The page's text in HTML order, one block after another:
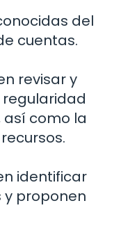
del
cuentas.
revisar y
como la
identificar
y proponen